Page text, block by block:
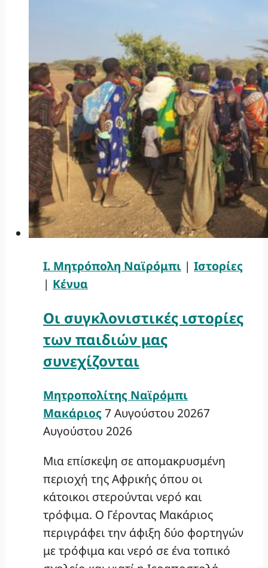
Ι. Μητρόπολη Ναϊρόμπι | Ιστορίες
| Κένυα
Οι συγκλονιστικές ιστορίες
των παιδιών μας
συνεχίζονται
Μητροπολίτης Ναϊρόμπι
Μακάριος7 Αυγούστου 20267
Αυγούστου 2026
Μια επίσκεψη σε απομακρυσμένη
περιοχή της Αφρικής όπου οι
κάτοικοι στερούνται νερό και
τρόφιμα. Ο Γέροντας Μακάριος
περιγράφει την άφιξη δύο φορτηγών
με τρόφιμα και νερό σε ένα τοπικό